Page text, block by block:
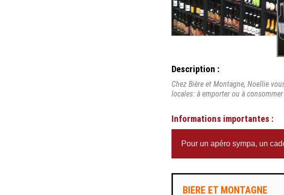
Description :
Chez Bière et Montagne, Noellie
locales: à emporter ou à
Informations importantes :
Pour un apéro sympa, un
BIERE ET MONTAGNE